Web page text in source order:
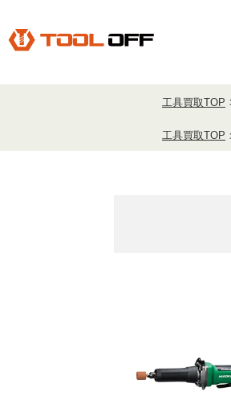
工具買取TOP
工具買取TOP